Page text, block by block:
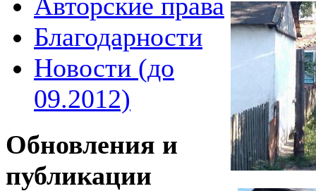
Благодарности
Новости (до
09.2012)
Обновления и
публикации